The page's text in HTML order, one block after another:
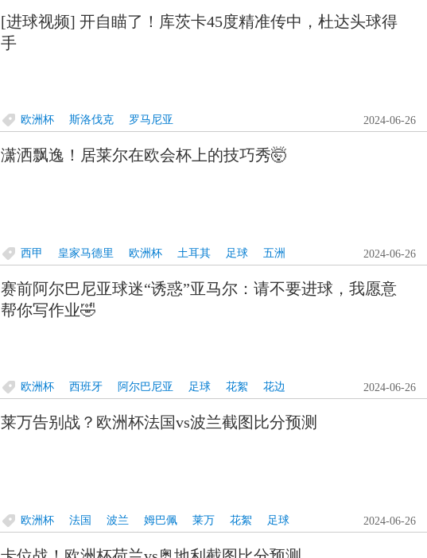
队 意大利队 2024欧洲杯
[进球视频] 开自瞄了！库茨卡45度精准传中，杜达头球得
手
欧洲杯 斯洛伐克 罗马尼亚 2024-06-26
潇洒飘逸！居莱尔在欧会杯上的技巧秀🤯
西甲 皇家马德里 欧洲杯 土耳其 足球 五洲 2024-06-26
赛前阿尔巴尼亚球迷“诱惑”亚马尔：请不要进球，我愿意
帮你写作业🤣
欧洲杯 西班牙 阿尔巴尼亚 足球 花絮 花边 2024-06-26
莱万告别战？欧洲杯法国vs波兰截图比分预测
欧洲杯 法国 波兰 姆巴佩 莱万 花絮 足球 2024-06-26